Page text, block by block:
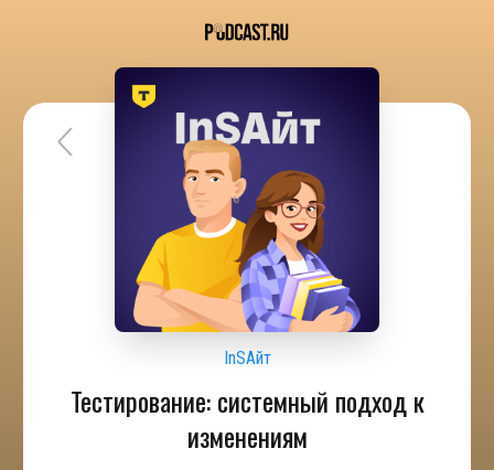
InSAйт
Тестирование: системный подход к
изменениям